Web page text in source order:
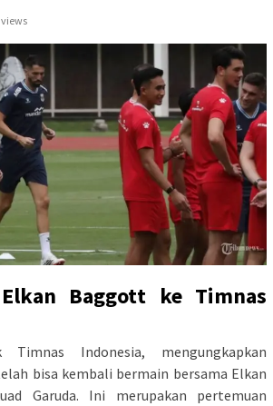
views
Baggott ke Timnas
Indonesia, mengungkapkan
bisa kembali bermain bersama Elkan
Garuda. Ini merupakan pertemuan